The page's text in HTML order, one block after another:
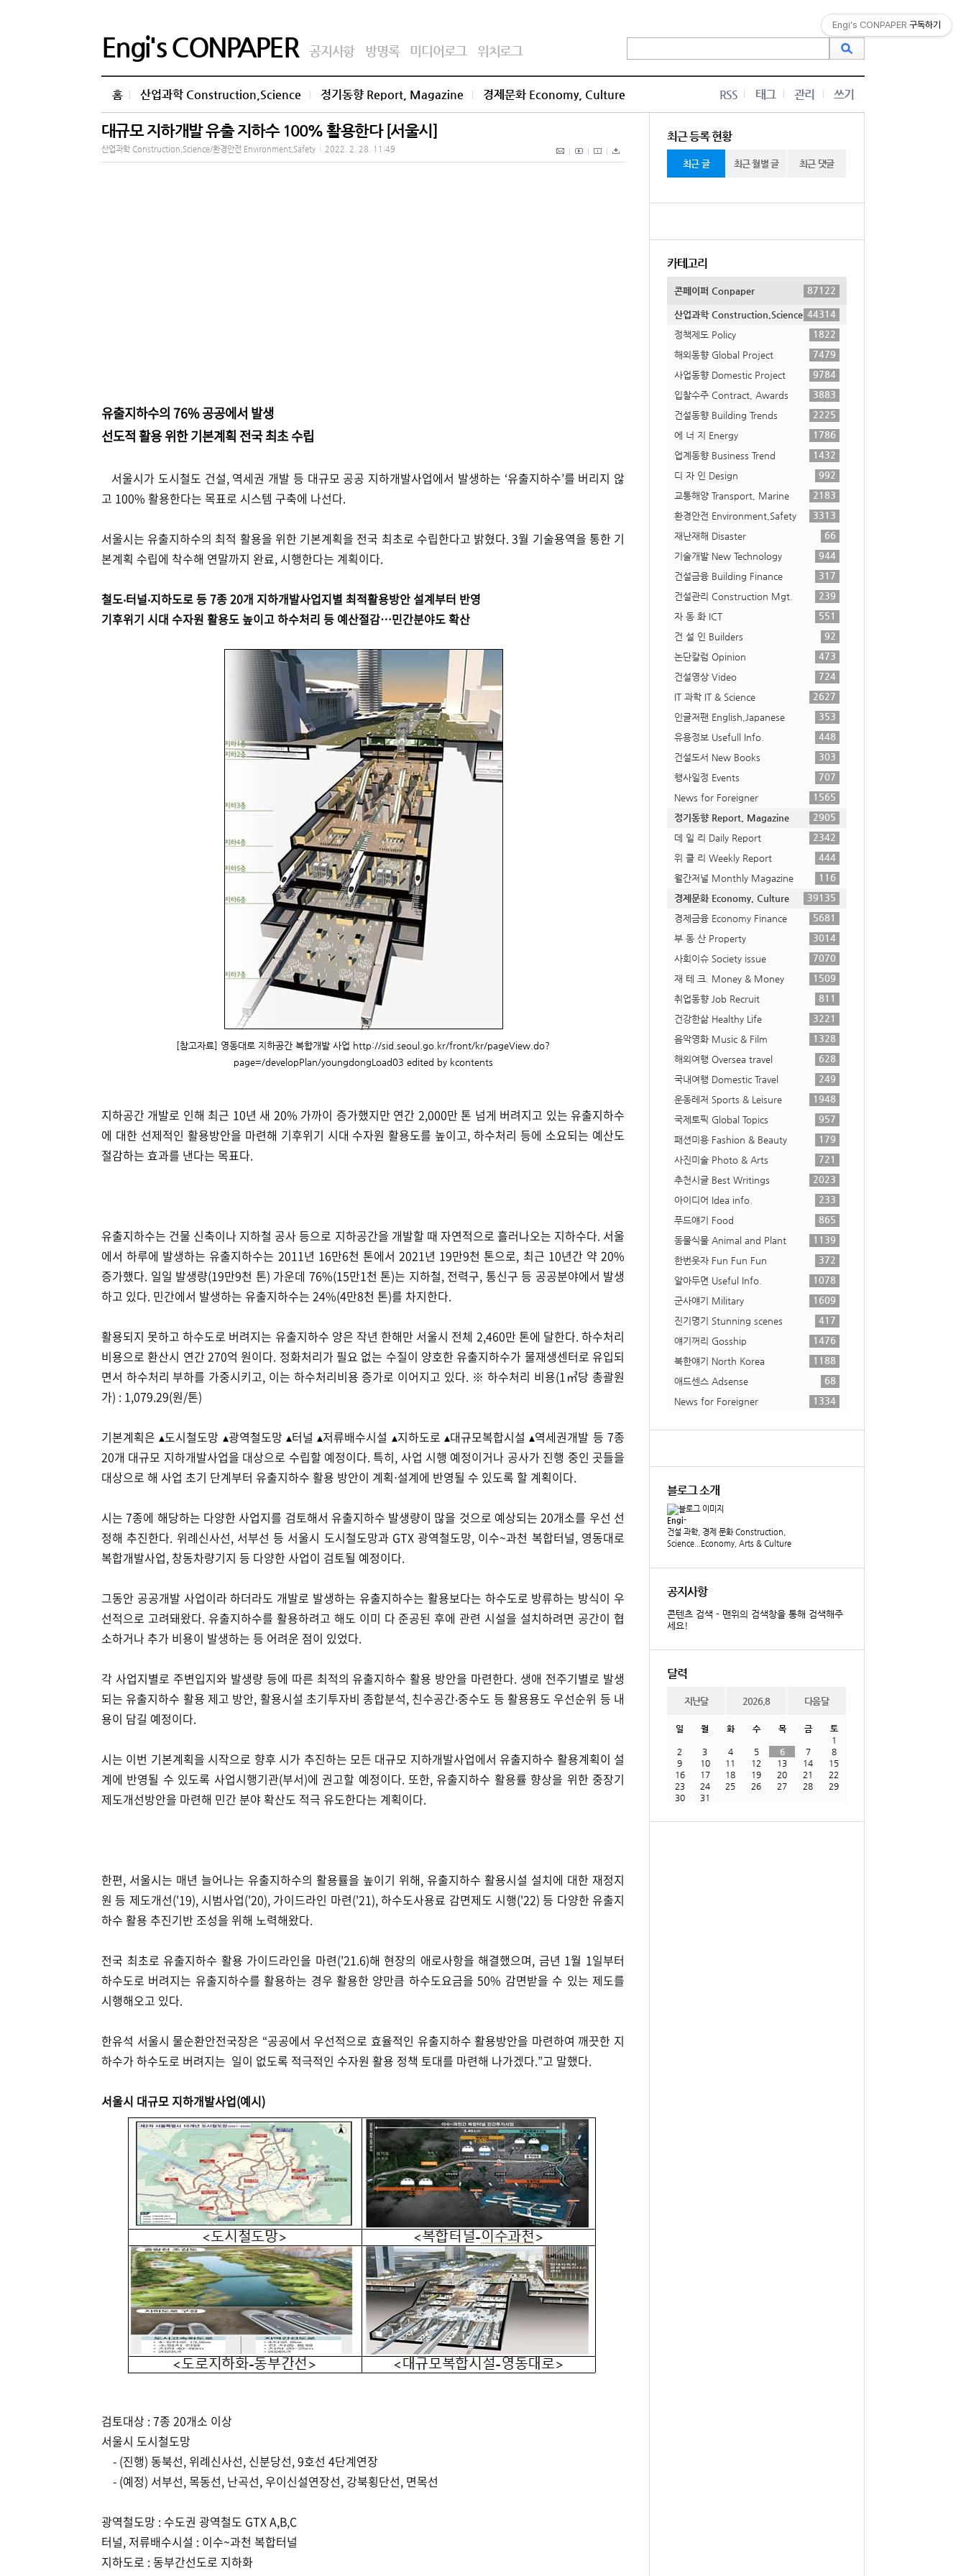
Engi's CONPAPER 공지사항 방명록 미디어로그 위치로그
홈 산업과학 Construction,Science 정기동향 Report, Magazine 경제문화 Economy, Culture RSS 태그 관리 쓰기
대규모 지하개발 유출 지하수 100% 활용한다 [서울시]
산업과학 Construction,Science/환경안전 Environment,Safety 2022. 2. 28. 11:49
유출지하수의 76% 공공에서 발생
선도적 활용 위한 기본계획 전국 최초 수립
서울시가 도시철도 건설, 역세권 개발 등 대규모 공공 지하개발사업에서 발생하는 ‘유출지하수’를 버리지 않
고 100% 활용한다는 목표로 시스템 구축에 나선다.
서울시는 유출지하수의 최적 활용을 위한 기본계획을 전국 최초로 수립한다고 밝혔다. 3월 기술용역을 통한 기
본계획 수립에 착수해 연말까지 완료, 시행한다는 계획이다.
철도‧터널‧지하도로 등 7종 20개 지하개발사업지별 최적활용방안 설계부터 반영
기후위기 시대 수자원 활용도 높이고 하수처리 등 예산절감…민간분야도 확산
[참고자료] 영동대로 지하공간 복합개발 사업 http://sid.seoul.go.kr/front/kr/pageView.do?
page=/developPlan/youngdongLoad03 edited by kcontents
지하공간 개발로 인해 최근 10년 새 20% 가까이 증가했지만 연간 2,000만 톤 넘게 버려지고 있는 유출지하수
에 대한 선제적인 활용방안을 마련해 기후위기 시대 수자원 활용도를 높이고, 하수처리 등에 소요되는 예산도
절감하는 효과를 낸다는 목표다.
유출지하수는 건물 신축이나 지하철 공사 등으로 지하공간을 개발할 때 자연적으로 흘러나오는 지하수다. 서울
에서 하루에 발생하는 유출지하수는 2011년 16만6천 톤에서 2021년 19만9천 톤으로, 최근 10년간 약 20%
증가했다. 일일 발생량(19만9천 톤) 가운데 76%(15만1천 톤)는 지하철, 전력구, 통신구 등 공공분야에서 발생
하고 있다. 민간에서 발생하는 유출지하수는 24%(4만8천 톤)를 차지한다.
활용되지 못하고 하수도로 버려지는 유출지하수 양은 작년 한해만 서울시 전체 2,460만 톤에 달한다. 하수처리
비용으로 환산시 연간 270억 원이다. 정화처리가 필요 없는 수질이 양호한 유출지하수가 물재생센터로 유입되
면서 하수처리 부하를 가중시키고, 이는 하수처리비용 증가로 이어지고 있다. ※ 하수처리 비용(1㎥당 총괄원
가) : 1,079.29(원/톤)
기본계획은 ▴도시철도망 ▴광역철도망 ▴터널 ▴저류배수시설 ▴지하도로 ▴대규모복합시설 ▴역세권개발 등 7종
20개 대규모 지하개발사업을 대상으로 수립할 예정이다. 특히, 사업 시행 예정이거나 공사가 진행 중인 곳들을
대상으로 해 사업 초기 단계부터 유출지하수 활용 방안이 계획‧설계에 반영될 수 있도록 할 계획이다.
시는 7종에 해당하는 다양한 사업지를 검토해서 유출지하수 발생량이 많을 것으로 예상되는 20개소를 우선 선
정해 추진한다. 위례신사선, 서부선 등 서울시 도시철도망과 GTX 광역철도망, 이수~과천 복합터널, 영동대로
복합개발사업, 창동차량기지 등 다양한 사업이 검토될 예정이다.
그동안 공공개발 사업이라 하더라도 개발로 발생하는 유출지하수는 활용보다는 하수도로 방류하는 방식이 우
선적으로 고려돼왔다. 유출지하수를 활용하려고 해도 이미 다 준공된 후에 관련 시설을 설치하려면 공간이 협
소하거나 추가 비용이 발생하는 등 어려운 점이 있었다.
각 사업지별로 주변입지와 발생량 등에 따른 최적의 유출지하수 활용 방안을 마련한다. 생애 전주기별로 발생
되는 유출지하수 활용 제고 방안, 활용시설 초기투자비 종합분석, 친수공간‧중수도 등 활용용도 우선순위 등 내
용이 담길 예정이다.
시는 이번 기본계획을 시작으로 향후 시가 추진하는 모든 대규모 지하개발사업에서 유출지하수 활용계획이 설
계에 반영될 수 있도록 사업시행기관(부서)에 권고할 예정이다. 또한, 유출지하수 활용률 향상을 위한 중장기
제도개선방안을 마련해 민간 분야 확산도 적극 유도한다는 계획이다.
한편, 서울시는 매년 늘어나는 유출지하수의 활용률을 높이기 위해, 유출지하수 활용시설 설치에 대한 재정지
원 등 제도개선('19), 시범사업('20), 가이드라인 마련('21), 하수도사용료 감면제도 시행('22) 등 다양한 유출지
하수 활용 추진기반 조성을 위해 노력해왔다.
전국 최초로 유출지하수 활용 가이드라인을 마련('21.6)해 현장의 애로사항을 해결했으며, 금년 1월 1일부터
하수도로 버려지는 유출지하수를 활용하는 경우 활용한 양만큼 하수도요금을 50% 감면받을 수 있는 제도를
시행해오고 있다.
한유석 서울시 물순환안전국장은 “공공에서 우선적으로 효율적인 유출지하수 활용방안을 마련하여 깨끗한 지
하수가 하수도로 버려지는 일이 없도록 적극적인 수자원 활용 정책 토대를 마련해 나가겠다.”고 말했다.
서울시 대규모 지하개발사업(예시)
검토대상 : 7종 20개소 이상
서울시 도시철도망
- (진행) 동북선, 위례신사선, 신분당선, 9호선 4단계연장
- (예정) 서부선, 목동선, 난곡선, 우이신설연장선, 강북횡단선, 면목선
광역철도망 : 수도권 광역철도 GTX A,B,C
터널, 저류배수시설 : 이수~과천 복합터널
지하도로 : 동부간선도로 지하화
최근 등록 현황
최근 글 최근 월별 글 최근 댓글
카테고리
콘페이퍼 Conpaper 87122
산업과학 Construction,Science 44314
정책제도 Policy
1822
해외동향 Global Project
7479
사업동향 Domestic Project
9784
입찰수주 Contract, Awards
3883
건설동향 Building Trends
2225
에 너 지 Energy
1786
업계동향 Business Trend
1432
디 자 인 Design
992
교통해양 Transport, Marine
2183
환경안전 Environment,Safety
3313
재난재해 Disaster
66
기술개발 New Technology
944
건설금융 Building Finance
317
건설관리 Construction Mgt.
239
자 동 화 ICT
551
건 설 인 Builders
92
논단칼럼 Opinion
473
건설영상 Video
724
IT 과학 IT & Science
2627
인글저팬 English,Japanese
353
유용정보 Usefull Info.
448
건설도서 New Books
303
행사일정 Events
707
News for Foreigner
1565
정기동향 Report, Magazine
2905
데 일 리 Daily Report
2342
위 클 리 Weekly Report
444
월간저널 Monthly Magazine
116
경제문화 Economy, Culture
39135
경제금융 Economy Finance
5681
부 동 산 Property
3014
사회이슈 Society issue
7070
재 테 크. Money & Money
1509
취업동향 Job Recruit
811
건강한삶 Healthy Life
3221
음악영화 Music & Film
1328
해외여행 Oversea travel
628
국내여행 Domestic Travel
249
운동레저 Sports & Leisure
1948
국제토픽 Global Topics
957
패션미용 Fashion & Beauty
179
사진미술 Photo & Arts
721
추천시글 Best Writings
2023
아이디어 Idea info.
233
푸드얘기 Food
865
동물식물 Animal and Plant
1139
한번웃자 Fun Fun Fun
372
알아두면 Useful Info.
1078
군사얘기 Military
1609
진기명기 Stunning scenes
417
얘기꺼리 Gosship
1476
북한얘기 North Korea
1188
애드센스 Adsense
68
News for Foreigner
1334
블로그 소개
Engi-
건설 과학, 경제 문화 Construction,
Science...Economy, Arts & Culture
공지사항
콘텐츠 검색 - 맨위의 검색창을 통해 검색해주
세요!
달력
지난달 2026.8 다음달
일 월 화 수 목 금
토
1
2
3 4 5 6 7
8
9
10 11 12 13 14
15
16
17 18 19 20 21
22
23
24 25 26 27 28
29
30
31
Engi's CONPAPER 구독하기